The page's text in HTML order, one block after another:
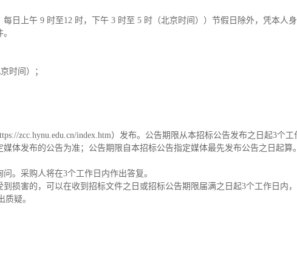
每日上午 9 时至12 时，下午 3 时至 5 时（北京时间））节假日除外，凭本
时间）；
zcc.hynu.edu.cn/index.htm）发布。公告期限从本招标公告发布之日起3个工
体发布的公告为准；公告期限自本招标公告指定媒体最先发布公告之日起算。
。采购人将在3个工作日内作出答复。
损害的，可以在收到招标文件之日或招标公告期限届满之日起3个工作日
疑。